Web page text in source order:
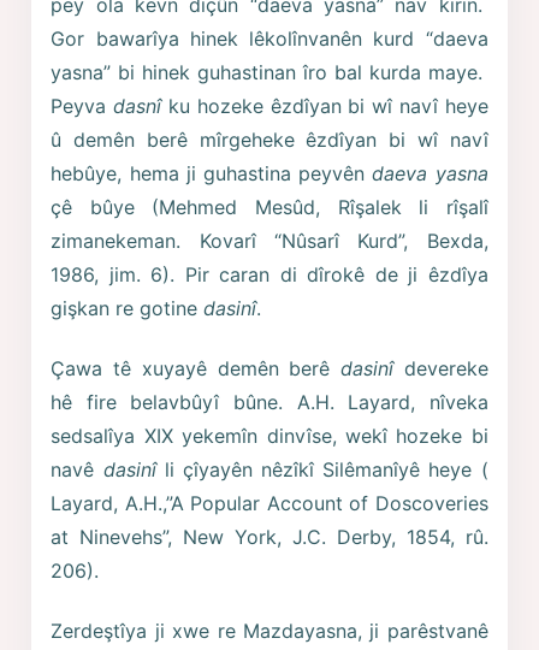
pey ola kevn diçûn “daeva yasna” nav kirin.
Gor bawarîya hinek lêkolînvanên kurd “daeva
yasna” bi hinek guhastinan îro bal kurda maye.
Peyvadasnîku hozeke êzdîyan bi wî navî heye
û demên berê mîrgeheke êzdîyan bi wî navî
hebûye, hema ji guhastina peyvêndaeva yasna
çê bûye (Mehmed Mesûd, Rîşalek li rîşalî
zimanekeman. Kovarî “Nûsarî Kurd”, Bexda,
1986, jim. 6). Pir caran di dîrokê de ji êzdîya
gişkan re gotinedasinî.
Çawa tê xuyayê demên berê dasinîdevereke
hê fire belavbûyî bûne. A.H. Layard, nîveka
sedsalîya XIX yekemîn dinvîse, wekî hozeke bi
navê dasinîli çîyayên nêzîkî Silêmanîyê heye (
Layard, A.H.,”A Popular Account of Doscoveries
at Ninevehs”, New York, J.C. Derby, 1854, rû.
206).
Zerdeştîya ji xwe re Mazdayasna, ji parêstvanê